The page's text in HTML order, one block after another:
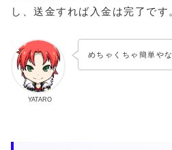
し、送金すれば入金は完了です
YATARO
めちゃくちゃ簡単やな